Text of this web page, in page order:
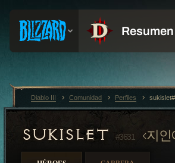
SUKISLET #3631 지인
Diablo III Comunidad Perfiles